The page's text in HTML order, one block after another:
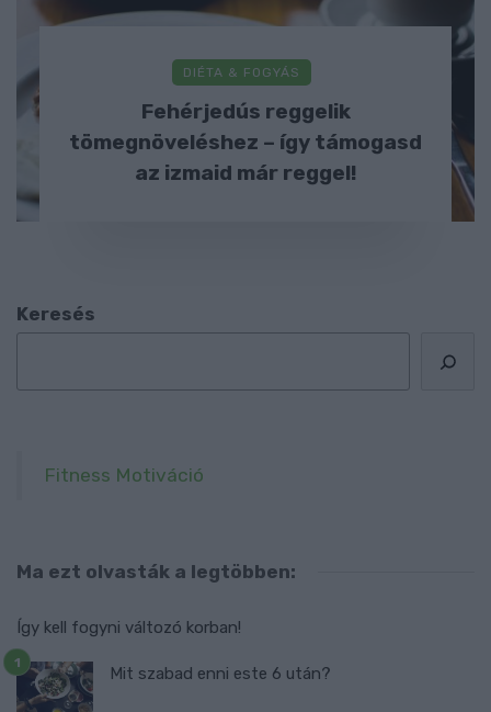
DIÉTA & FOGYÁS
Fehérjedús reggelik
tömegnöveléshez – így támogasd
az izmaid már reggel!
Keresés
Fitness Motiváció
Ma ezt olvasták a legtöbben:
Így kell fogyni változó korban!
Mit szabad enni este 6 után?